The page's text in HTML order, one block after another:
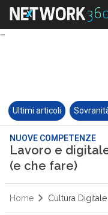
Ultimi articoli
NUOVE COMPETENZE
Lavoro e
(e che fare)
Home Cultura Digitale